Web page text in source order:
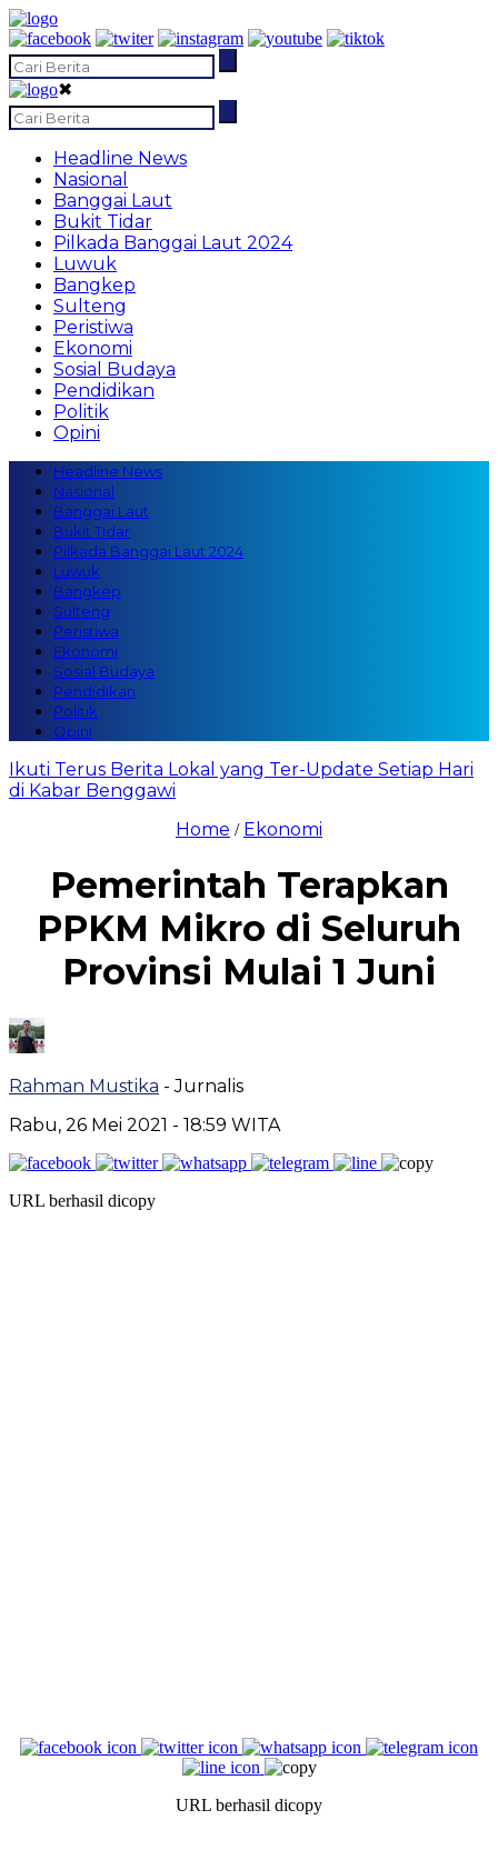
✖
Headline News
Nasional
Banggai Laut
Bukit Tidar
Pilkada Banggai Laut 2024
Luwuk
Bangkep
Sulteng
Peristiwa
Ekonomi
Sosial Budaya
Pendidikan
Politik
Opini
Headline News
Nasional
Banggai Laut
Bukit Tidar
Pilkada Banggai Laut 2024
Luwuk
Bangkep
Sulteng
Peristiwa
Ekonomi
Sosial Budaya
Pendidikan
Politik
Opini
Ikuti Terus Berita Lokal yang Ter-Update Setiap Hari
di Kabar Benggawi
Home / Ekonomi
Pemerintah Terapkan
PPKM Mikro di Seluruh
Provinsi Mulai 1 Juni
Rahman Mustika - Jurnalis
Rabu, 26 Mei 2021 - 18:59 WITA
URL berhasil dicopy
URL berhasil dicopy